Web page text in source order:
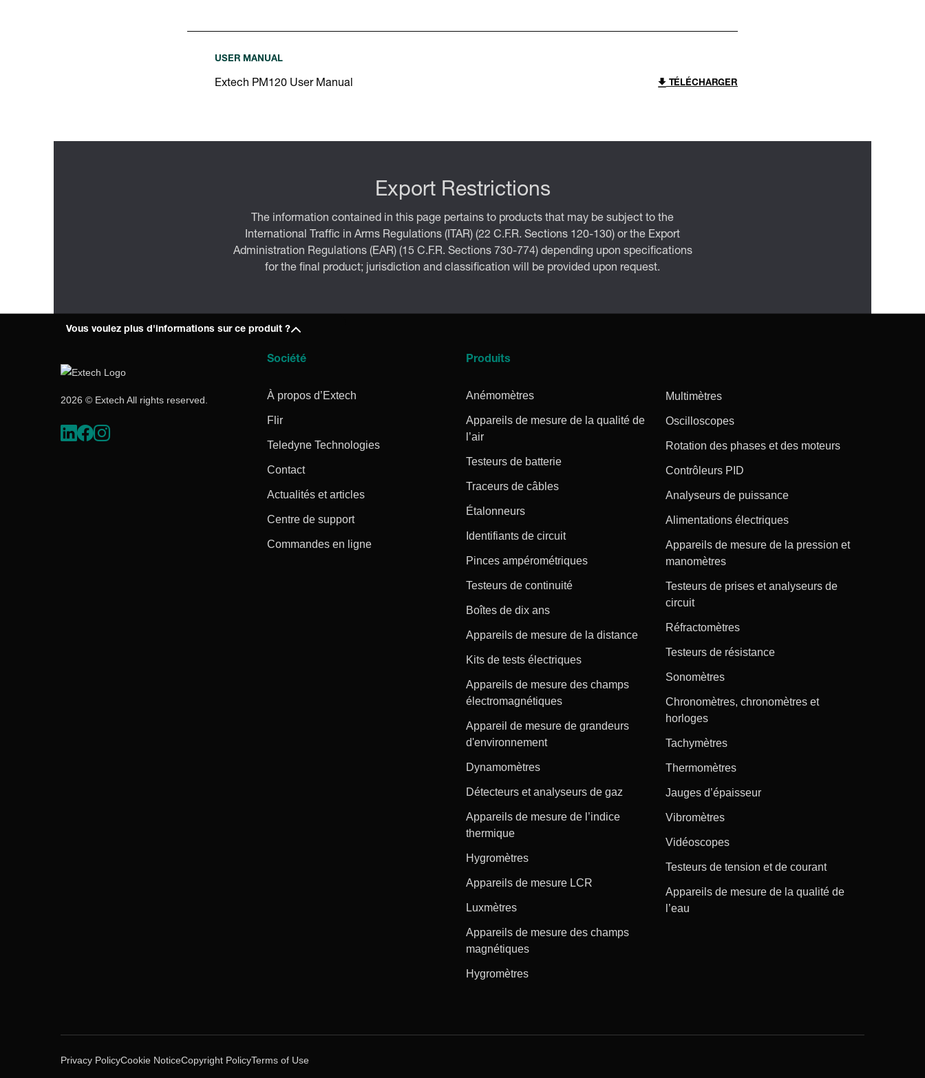
USER MANUAL
Extech PM120 User Manual TÉLÉCHARGER
Export Restrictions
The information contained in this page pertains to products that may be subject to the
International Traffic in Arms Regulations (ITAR) (22 C.F.R. Sections 120-130) or the Export
Administration Regulations (EAR) (15 C.F.R. Sections 730-774) depending upon specifications
for the final product; jurisdiction and classification will be provided upon request.
Vous voulez plus d'informations sur ce produit ?
2026 © Extech All rights reserved.
Société
À propos d’Extech
Flir
Teledyne Technologies
Contact
Actualités et articles
Centre de support
Commandes en ligne
Produits
Anémomètres
Appareils de mesure de la qualité de
l’air
Testeurs de batterie
Traceurs de câbles
Étalonneurs
Identifiants de circuit
Pinces ampérométriques
Testeurs de continuité
Boîtes de dix ans
Appareils de mesure de la distance
Kits de tests électriques
Appareils de mesure des champs
électromagnétiques
Appareil de mesure de grandeurs
d'environnement
Dynamomètres
Détecteurs et analyseurs de gaz
Appareils de mesure de l’indice
thermique
Hygromètres
Appareils de mesure LCR
Luxmètres
Appareils de mesure des champs
magnétiques
Hygromètres
Multimètres
Oscilloscopes
Rotation des phases et des moteurs
Contrôleurs PID
Analyseurs de puissance
Alimentations électriques
Appareils de mesure de la pression et
manomètres
Testeurs de prises et analyseurs de
circuit
Réfractomètres
Testeurs de résistance
Sonomètres
Chronomètres, chronomètres et
horloges
Tachymètres
Thermomètres
Jauges d’épaisseur
Vibromètres
Vidéoscopes
Testeurs de tension et de courant
Appareils de mesure de la qualité de
l’eau
Privacy PolicyCookie NoticeCopyright PolicyTerms of Use